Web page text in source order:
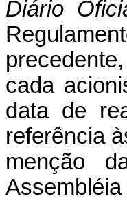
Diário
cada
data de
referência
menção